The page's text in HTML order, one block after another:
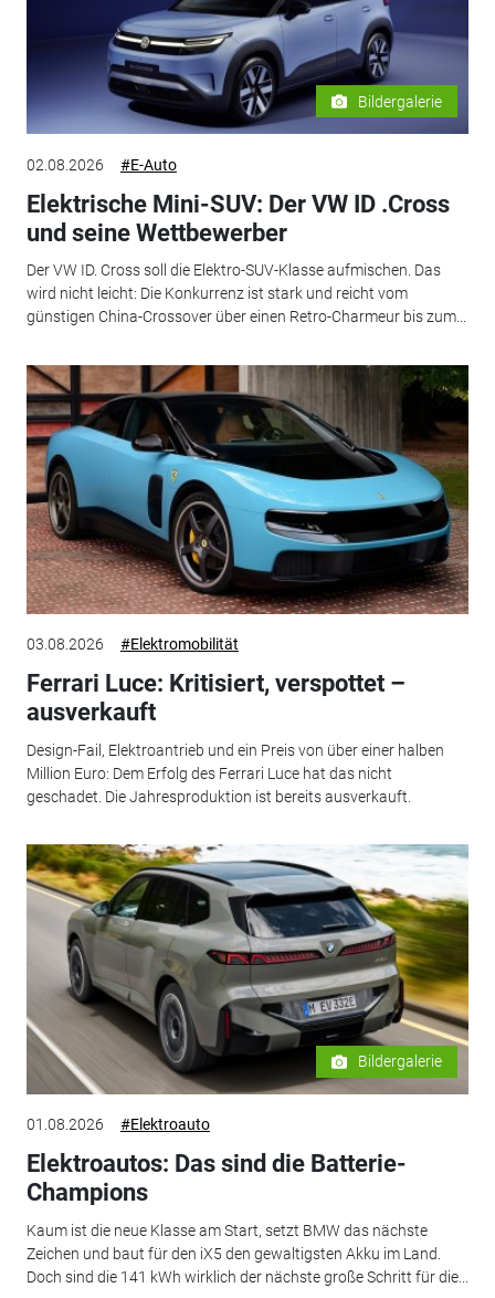
Bildergalerie
02.08.2026 #E-Auto
Elektrische Mini-SUV: Der VW ID .Cross
und seine Wettbewerber
Der VW ID. Cross soll die Elektro-SUV-Klasse aufmischen. Das
wird nicht leicht: Die Konkurrenz ist stark und reicht vom
günstigen China-Crossover über einen Retro-Charmeur bis zum...
03.08.2026 #Elektromobilität
Ferrari Luce: Kritisiert, verspottet –
ausverkauft
Design-Fail, Elektroantrieb und ein Preis von über einer halben
Million Euro: Dem Erfolg des Ferrari Luce hat das nicht
geschadet. Die Jahresproduktion ist bereits ausverkauft.
Bildergalerie
01.08.2026 #Elektroauto
Elektroautos: Das sind die Batterie-
Champions
Kaum ist die neue Klasse am Start, setzt BMW das nächste
Zeichen und baut für den iX5 den gewaltigsten Akku im Land.
Doch sind die 141 kWh wirklich der nächste große Schritt für die...